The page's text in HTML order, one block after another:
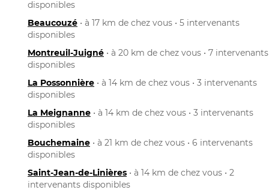
disponibles
Beaucouzé • à 17 km de chez vous • 5 intervenants
disponibles
Montreuil-Juigné • à 20 km de chez vous • 7 intervenants
disponibles
La Possonnière • à 14 km de chez vous • 3 intervenants
disponibles
La Meignanne • à 14 km de chez vous • 3 intervenants
disponibles
Bouchemaine • à 21 km de chez vous • 6 intervenants
disponibles
Saint-Jean-de-Linières • à 14 km de chez vous • 2
intervenants disponibles